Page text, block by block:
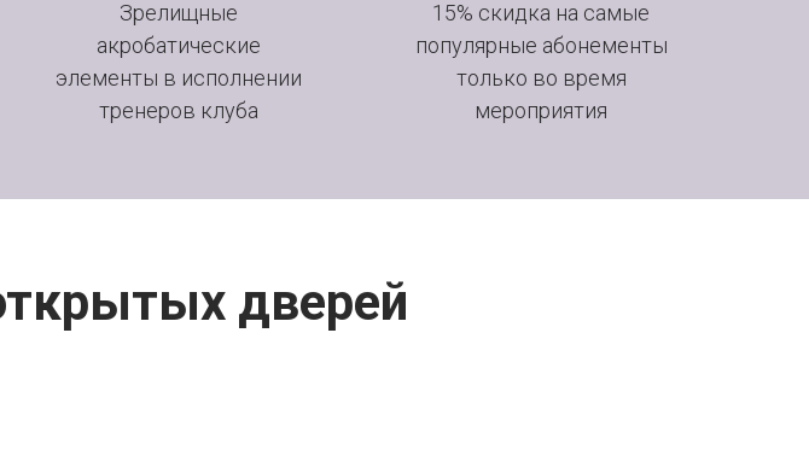
Зрелищные
акробатические
элементы в исполнении
тренеров клуба
15% скидка на самые
популярные абонементы
только во время
мероприятия
дверей